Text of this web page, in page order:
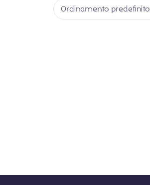
Ordinamento predefinito